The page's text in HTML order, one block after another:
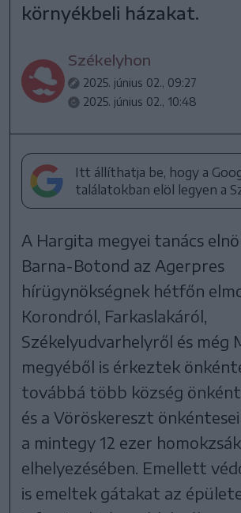
környékbeli házakat.
Székelyhon
2025. június 02., 09:27
2025. június 02., 10:48
Itt állíthatja be, hogy a
találatokban elöl legyen a
A Hargita megyei tanács
Barna-Botond az Agerpres
hírügynökségnek hétfőn
Korondról, Farkaslakáról,
Székelyudvarhelyről és még
megyéből is érkeztek
továbbá több község
és a Vöröskereszt
a mintegy 12 ezer homokzsák
elhelyezésében. Emellett
is emeltek gátakat az